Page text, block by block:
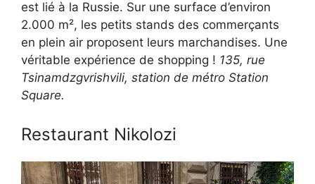
est lié à la Russie. Sur une surface d’environ
2.000 m², les petits stands des commerçants
en plein air proposent leurs marchandises. Une
véritable expérience de shopping ! 135, rue
Tsinamdzgvrishvili, station de métro Station
Square.
Restaurant Nikolozi